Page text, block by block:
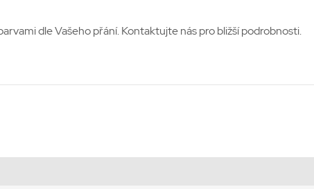
dle Vašeho přání. Kontaktujte nás pro bližší podrobnosti.